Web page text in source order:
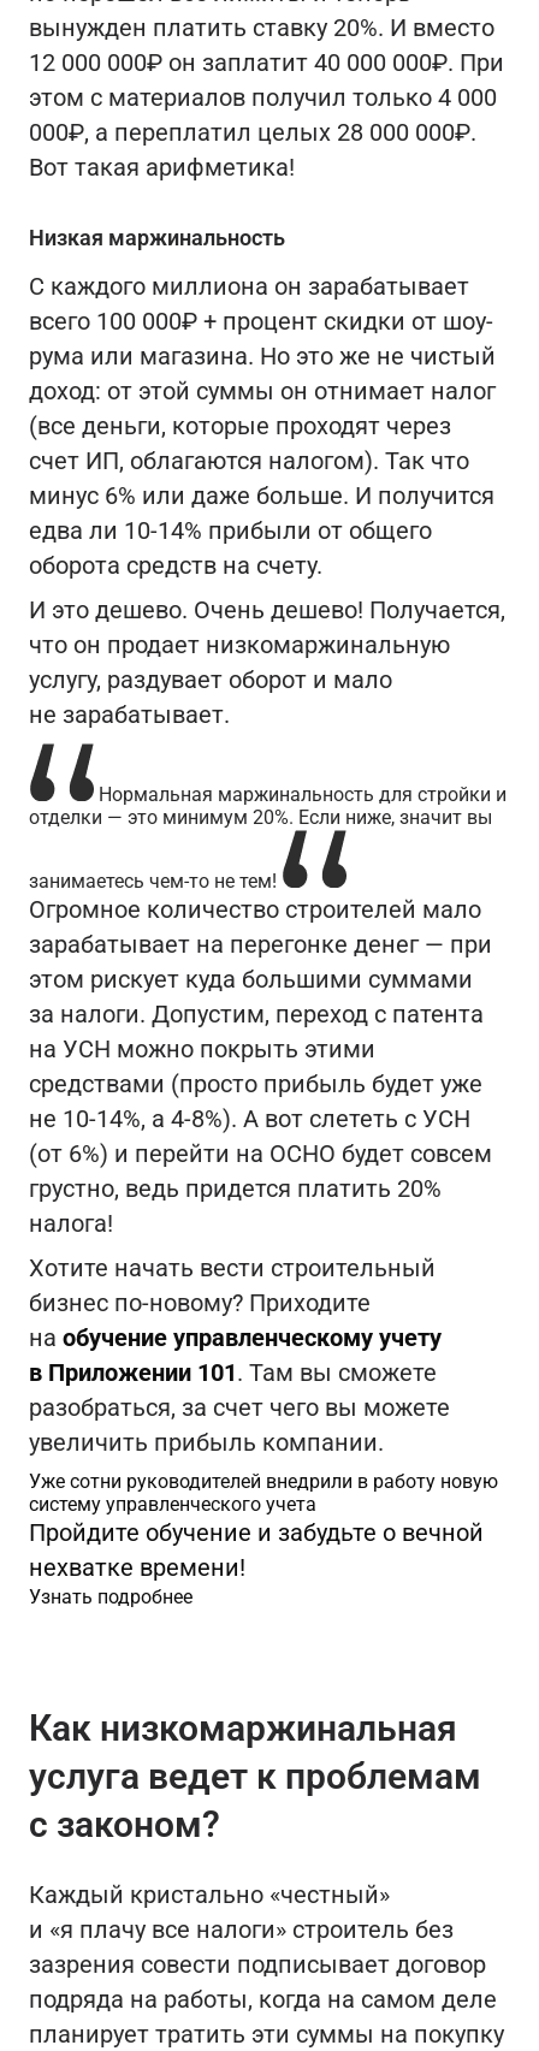
вынужден платить ставку 20%. И вместо
12 000 000₽ он заплатит 40 000 000₽. При
этом с материалов получил только 4 000
000₽, а переплатил целых 28 000 000₽.
Вот такая арифметика!
Низкая маржинальность
С каждого миллиона он зарабатывает
всего 100 000₽ + процент скидки от шоу-
рума или магазина. Но это же не чистый
доход: от этой суммы он отнимает налог
(все деньги, которые проходят через
счет ИП, облагаются налогом). Так что
минус 6% или даже больше. И получится
едва ли 10-14% прибыли от общего
оборота средств на счету.
И это дешево. Очень дешево! Получается,
что он продает низкомаржинальную
услугу, раздувает оборот и мало
не зарабатывает.
Нормальная маржинальность для стройки и
отделки — это минимум 20%. Если ниже, значит вы
занимаетесь чем-то не тем!
Огромное количество строителей мало
зарабатывает на перегонке денег — при
этом рискует куда большими суммами
за налоги. Допустим, переход с патента
на УСН можно покрыть этими
средствами (просто прибыль будет уже
не 10-14%, а 4-8%). А вот слететь с УСН
(от 6%) и перейти на ОСНО будет совсем
грустно, ведь придется платить 20%
налога!
Хотите начать вести строительный
бизнес по-новому? Приходите
на обучение управленческому учету
в Приложении 101. Там вы сможете
разобраться, за счет чего вы можете
увеличить прибыль компании.
Уже сотни руководителей внедрили в работу новую
систему управленческого учета
Пройдите обучение и забудьте о вечной
нехватке времени!
Узнать подробнее
Как низкомаржинальная
услуга ведет к проблемам
с законом?
Каждый кристально «честный»
и «я плачу все налоги» строитель без
зазрения совести подписывает договор
подряда на работы, когда на самом деле
планирует тратить эти суммы на покупку